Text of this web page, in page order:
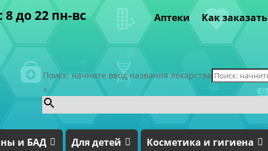
8 до 22 пн-вс Аптеки Как заказать
Поиск: начните ввод названия лекарства
×
и БАД Для детей Косметика и гигиена